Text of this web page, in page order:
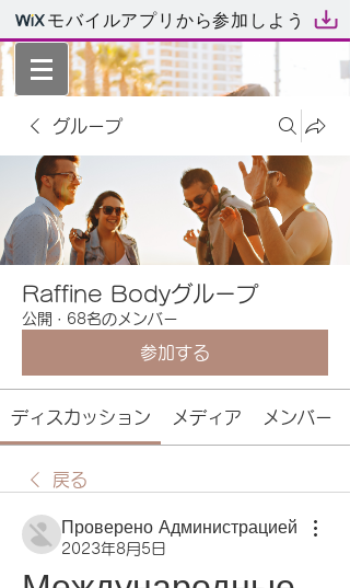
モバイルアプリから参加しよう
グループ
Raffine Bodyグループ
公開 · 68名のメンバー
参加する
ディスカッション メディア メンバー
戻る
Проверено Администрацией
2023年8月5日